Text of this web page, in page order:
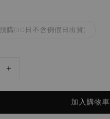
預購(30日不含例假日出貨)
加入購物車